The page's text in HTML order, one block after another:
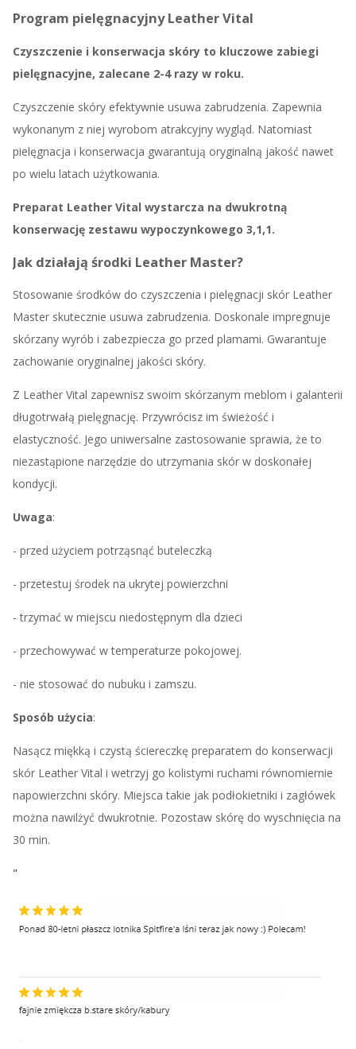
Program pielęgnacyjny Leather Vital
Czyszczenie i konserwacja skóry to kluczowe zabiegi
pielęgnacyjne, zalecane 2-4 razy w roku.
Czyszczenie skóry efektywnie usuwa zabrudzenia. Zapewnia
wykonanym z niej wyrobom atrakcyjny wygląd. Natomiast
pielęgnacja i konserwacja gwarantują oryginalną jakość nawet
po wielu latach użytkowania.
Preparat Leather Vital wystarcza na dwukrotną
konserwację zestawu wypoczynkowego 3,1,1.
Jak działają środki Leather Master?
Stosowanie środków do czyszczenia i pielęgnacji skór Leather
Master skutecznie usuwa zabrudzenia. Doskonale impregnuje
skórzany wyrób i zabezpiecza go przed plamami. Gwarantuje
zachowanie oryginalnej jakości skóry.
Z Leather Vital zapewnisz swoim skórzanym meblom i galanterii
długotrwałą pielęgnację. Przywrócisz im świeżość i
elastyczność. Jego uniwersalne zastosowanie sprawia, że to
niezastąpione narzędzie do utrzymania skór w doskonałej
kondycji.
Uwaga:
- przed użyciem potrząsnąć buteleczką
- przetestuj środek na ukrytej powierzchni
- trzymać w miejscu niedostępnym dla dzieci
- przechowywać w temperaturze pokojowej.
- nie stosować do nubuku i zamszu.
Sposób użycia:
Nasącz miękką i czystą ściereczkę preparatem do konserwacji
skór Leather Vital i wetrzyj go kolistymi ruchami równomiernie
napowierzchni skóry. Miejsca takie jak podłokietniki i zagłówek
można nawilżyć dwukrotnie. Pozostaw skórę do wyschnięcia na
30 min.
"